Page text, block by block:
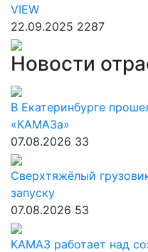
VIEW
22.09.2025 2287
Новости
В Екатеринбурге
«КАМАЗа»
07.08.2026 33
Сверхтяжёлый
запуску
07.08.2026 53
КАМАЗ работает над